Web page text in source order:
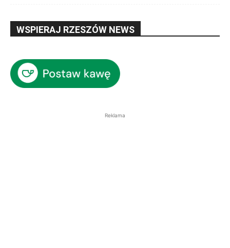
WSPIERAJ RZESZÓW NEWS
Reklama